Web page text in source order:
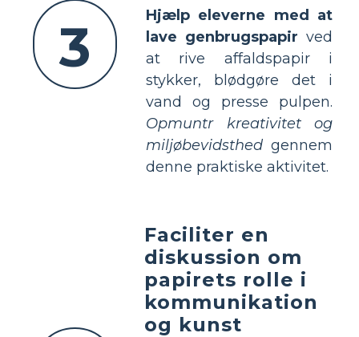
3
Hjælp eleverne med at
lave genbrugspapir ved
at rive affaldspapir i
stykker, blødgøre det i
vand og presse pulpen.
Opmuntr kreativitet og
miljøbevidsthed gennem
denne praktiske aktivitet.
Faciliter en
diskussion om
papirets rolle i
kommunikation
og kunst